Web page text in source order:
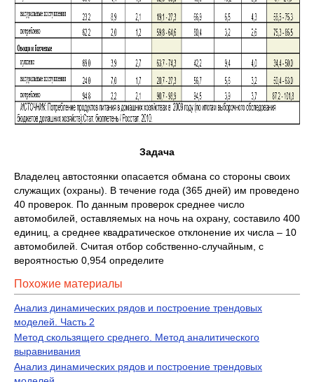
Задача
Владелец автостоянки опасается обмана со стороны своих
служащих (охраны). В течение года (365 дней) им проведено
40 проверок. По данным проверок среднее число
автомобилей, оставляемых на ночь на охрану, составило 400
единиц, а среднее квадратическое отклонение их числа – 10
автомобилей. Считая отбор собственно-случайным, с
вероятностью 0,954 определите
Похожие материалы
Анализ динамических рядов и построение трендовых
моделей. Часть 2
Метод скользящего среднего. Метод аналитического
выравнивания
Анализ динамических рядов и построение трендовых